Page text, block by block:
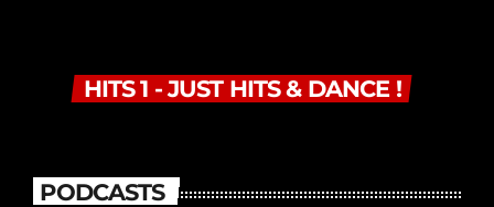
HITS 1 - JUST HITS & DANCE !
PODCASTS